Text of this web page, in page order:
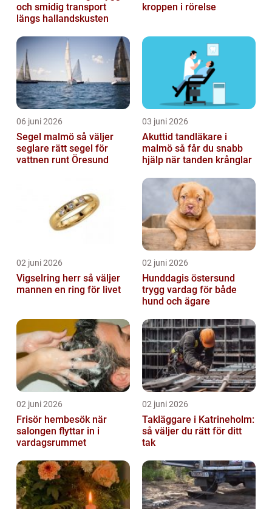
och smidig transport
längs hallandskusten
kroppen i rörelse
06 juni 2026
Segel malmö så väljer
seglare rätt segel för
vattnen runt Öresund
03 juni 2026
Akuttid tandläkare i
malmö så får du snabb
hjälp när tanden krånglar
02 juni 2026
Vigselring herr så väljer
mannen en ring för livet
02 juni 2026
Hunddagis östersund
trygg vardag för både
hund och ägare
02 juni 2026
Frisör hembesök när
salongen flyttar in i
vardagsrummet
02 juni 2026
Takläggare i Katrineholm:
så väljer du rätt för ditt
tak